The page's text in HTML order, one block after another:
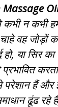
कभी न कभी
वह जोड़ों का
या सिर का
प्रभावित
परेशान हैं
ढूंढ रहे